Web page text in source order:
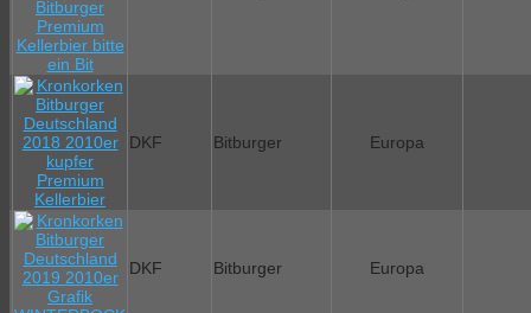
DKF Bitburger Europa
DKF Bitburger Europa